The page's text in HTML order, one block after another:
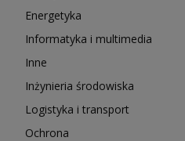
Energetyka
Informatyka i multimedia
Inne
Inżynieria środowiska
Logistyka i transport
Ochrona